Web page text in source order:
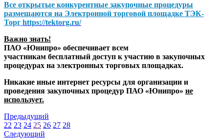
Все открытые конкурентные закупочные процедуры
размещаются на Электронной торговой площадке ТЭК-
Торг https://tektorg.ru/
Важно знать!
ПАО «Юнипро» обеспечивает всем
участникам бесплатный доступ к участию в закупочных
процедурах на электронных торговых площадках.
Никакие иные интернет ресурсы для организации и
проведения закупочных процедур ПАО «Юнипро» не
использует.
Предыдущий
22 23 24 25 26 27 28
Следующий